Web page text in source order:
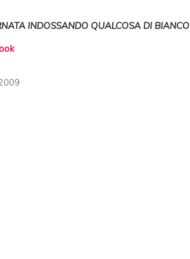
INDOSSANDO QUALCOSA DI BIANCO